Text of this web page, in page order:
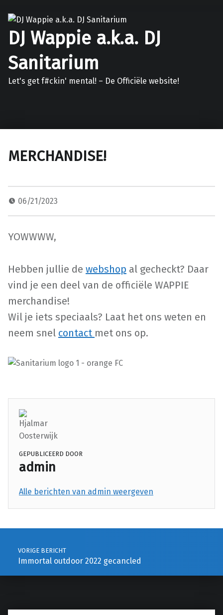
DJ Wappie a.k.a. DJ
Sanitarium
Let's get f#ckin' mental! – De Officiële website!
MERCHANDISE!
06/21/2023
YOWWWW,
Hebben jullie de webshop al gecheckt? Daar
vind je een deel van de officiële WAPPIE
merchandise!
Wil je iets speciaals? Laat het ons weten en
neem snel contact met ons op.
GEPUBLICEERD DOOR
admin
Alle berichten van admin weergeven
Teruggaan naar de hoofdnavigatie
Berichtnavigatie
VORIGE BERICHT
Immortal outdoor 2022 gecancled